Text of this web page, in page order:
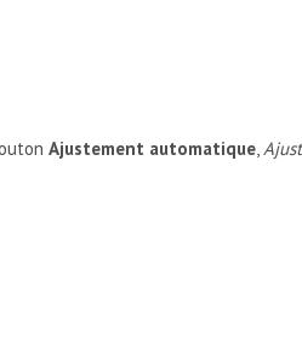
Ajustement automatique,
AVANT UN TABLEAU EXISTANT